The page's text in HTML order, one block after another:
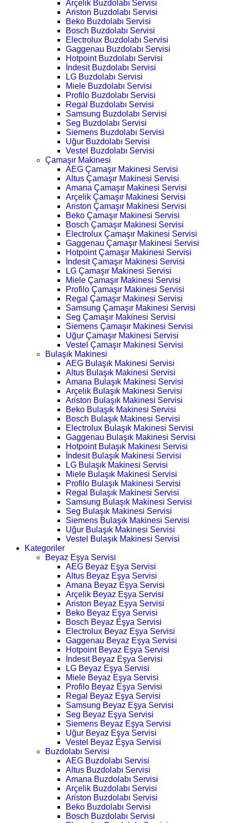
Arçelik Buzdolabı Servisi
Ariston Buzdolabı Servisi
Beko Buzdolabı Servisi
Bosch Buzdolabı Servisi
Electrolux Buzdolabı Servisi
Gaggenau Buzdolabı Servisi
Hotpoint Buzdolabı Servisi
İndesit Buzdolabı Servisi
LG Buzdolabı Servisi
Miele Buzdolabı Servisi
Profilo Buzdolabı Servisi
Regal Buzdolabı Servisi
Samsung Buzdolabı Servisi
Seg Buzdolabı Servisi
Siemens Buzdolabı Servisi
Uğur Buzdolabı Servisi
Vestel Buzdolabı Servisi
Çamaşır Makinesi
AEG Çamaşır Makinesi Servisi
Altus Çamaşır Makinesi Servisi
Amana Çamaşır Makinesi Servisi
Arçelik Çamaşır Makinesi Servisi
Ariston Çamaşır Makinesi Servisi
Beko Çamaşır Makinesi Servisi
Bosch Çamaşır Makinesi Servisi
Electrolux Çamaşır Makinesi Servisi
Gaggenau Çamaşır Makinesi Servisi
Hotpoint Çamaşır Makinesi Servisi
İndesit Çamaşır Makinesi Servisi
LG Çamaşır Makinesi Servisi
Miele Çamaşır Makinesi Servisi
Profilo Çamaşır Makinesi Servisi
Regal Çamaşır Makinesi Servisi
Samsung Çamaşır Makinesi Servisi
Seg Çamaşır Makinesi Servisi
Siemens Çamaşır Makinesi Servisi
Uğur Çamaşır Makinesi Servisi
Vestel Çamaşır Makinesi Servisi
Bulaşık Makinesi
AEG Bulaşık Makinesi Servisi
Altus Bulaşık Makinesi Servisi
Amana Bulaşık Makinesi Servisi
Arçelik Bulaşık Makinesi Servisi
Ariston Bulaşık Makinesi Servisi
Beko Bulaşık Makinesi Servisi
Bosch Bulaşık Makinesi Servisi
Electrolux Bulaşık Makinesi Servisi
Gaggenau Bulaşık Makinesi Servisi
Hotpoint Bulaşık Makinesi Servisi
İndesit Bulaşık Makinesi Servisi
LG Bulaşık Makinesi Servisi
Miele Bulaşık Makinesi Servisi
Profilo Bulaşık Makinesi Servisi
Regal Bulaşık Makinesi Servisi
Samsung Bulaşık Makinesi Servisi
Seg Bulaşık Makinesi Servisi
Siemens Bulaşık Makinesi Servisi
Uğur Bulaşık Makinesi Servisi
Vestel Bulaşık Makinesi Servisi
Kategoriler
Beyaz Eşya Servisi
AEG Beyaz Eşya Servisi
Altus Beyaz Eşya Servisi
Amana Beyaz Eşya Servisi
Arçelik Beyaz Eşya Servisi
Ariston Beyaz Eşya Servisi
Beko Beyaz Eşya Servisi
Bosch Beyaz Eşya Servisi
Electrolux Beyaz Eşya Servisi
Gaggenau Beyaz Eşya Servisi
Hotpoint Beyaz Eşya Servisi
İndesit Beyaz Eşya Servisi
LG Beyaz Eşya Servisi
Miele Beyaz Eşya Servisi
Profilo Beyaz Eşya Servisi
Regal Beyaz Eşya Servisi
Samsung Beyaz Eşya Servisi
Seg Beyaz Eşya Servisi
Siemens Beyaz Eşya Servisi
Uğur Beyaz Eşya Servisi
Vestel Beyaz Eşya Servisi
Buzdolabı Servisi
AEG Buzdolabı Servisi
Altus Buzdolabı Servisi
Amana Buzdolabı Servisi
Arçelik Buzdolabı Servisi
Ariston Buzdolabı Servisi
Beko Buzdolabı Servisi
Bosch Buzdolabı Servisi